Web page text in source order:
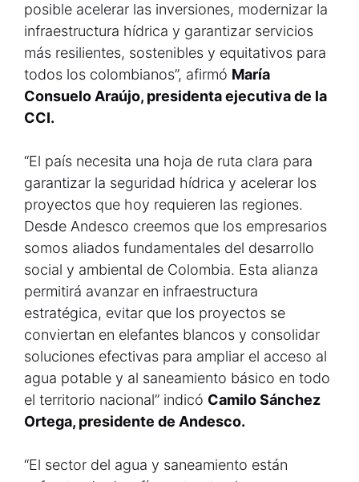
posible acelerar las inversiones, modernizar la
infraestructura hídrica y garantizar servicios
más resilientes, sostenibles y equitativos para
todos los colombianos”, afirmó María
Consuelo Araújo, presidenta ejecutiva de la
CCI.
“El país necesita una hoja de ruta clara para
garantizar la seguridad hídrica y acelerar los
proyectos que hoy requieren las regiones.
Desde Andesco creemos que los empresarios
somos aliados fundamentales del desarrollo
social y ambiental de Colombia. Esta alianza
permitirá avanzar en infraestructura
estratégica, evitar que los proyectos se
conviertan en elefantes blancos y consolidar
soluciones efectivas para ampliar el acceso al
agua potable y al saneamiento básico en todo
el territorio nacional” indicó Camilo Sánchez
Ortega, presidente de Andesco.
“El sector del agua y saneamiento están